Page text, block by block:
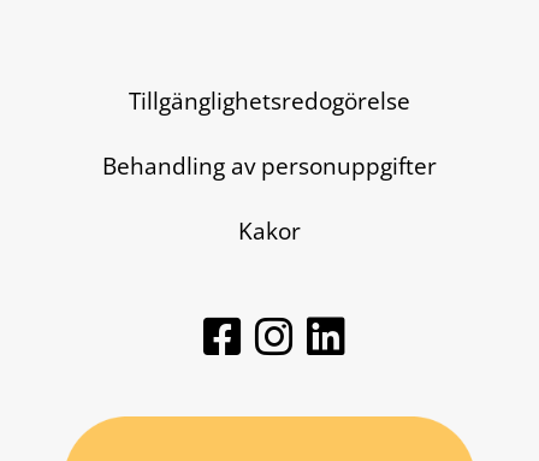
Tillgänglighetsredogörelse
Behandling av personuppgifter
Kakor